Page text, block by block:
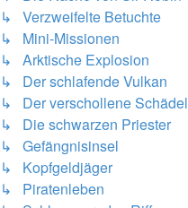
↳ Verzweifelte Betuchte
↳ Mini-Missionen
↳ Arktische Explosion
↳ Der schlafende Vulkan
↳ Der verschollene Schädel
↳ Die schwarzen Priester
↳ Gefängnisinsel
↳ Kopfgeldjäger
↳ Piratenleben